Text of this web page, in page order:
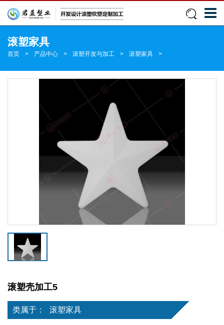
滚塑家具
首页 > 产品中心 > 滚塑开发与加工 > 滚塑家具 >
滚塑壳加工5
类属于： 滚塑家具